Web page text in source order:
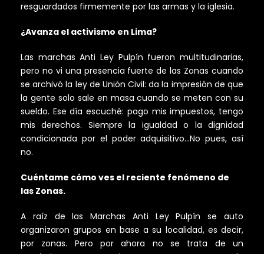
resguardados firmemente por las armas y la iglesia.
¿Avanza el activismo en Lima?
Las marchas Anti Ley Pulpín fueron multitudinarias,
pero no vi una presencia fuerte de las Zonas cuando
se archivó la ley de Unión Civil: da la impresión de que
la gente solo sale en masa cuando se meten con su
sueldo. Ese día escuché: pago mis impuestos, tengo
mis derechos. Siempre la igualdad o la dignidad
condicionada por el poder adquisitivo…No pues, así
no.
Cuéntame cómo ves el reciente fenómeno de
las Zonas.
A raíz de las Marchas Anti Ley Pulpín se auto
organizaron grupos en base a su localidad, es decir,
por zonas. Pero por ahora no se trata de un